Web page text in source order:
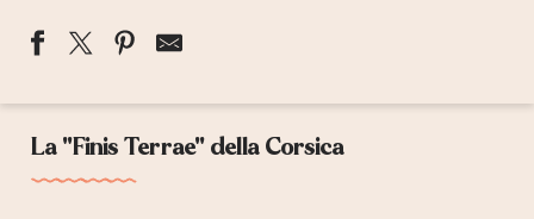
La "Finis Terrae" della Corsica